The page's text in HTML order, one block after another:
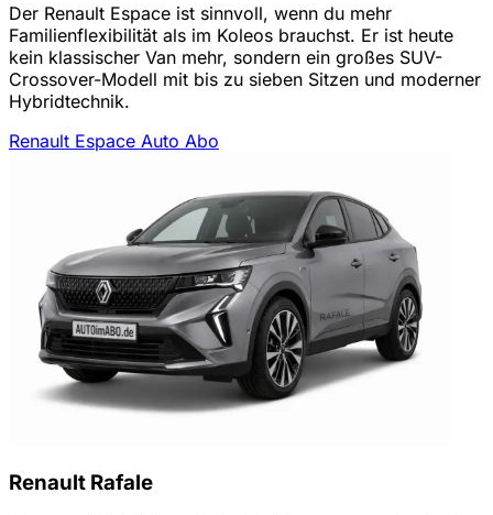
Der Renault Espace ist sinnvoll, wenn du mehr
Familienflexibilität als im Koleos brauchst. Er ist heute
kein klassischer Van mehr, sondern ein großes SUV-
Crossover-Modell mit bis zu sieben Sitzen und moderner
Hybridtechnik.
Renault Espace Auto Abo
Renault Rafale